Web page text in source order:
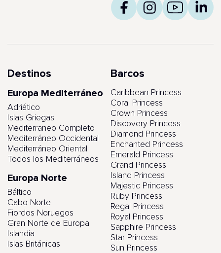
Destinos
Europa Mediterráneo
Adriático
Islas Griegas
Mediterraneo Completo
Mediterráneo Occidental
Mediterráneo Oriental
Todos los Mediterráneos
Europa Norte
Báltico
Cabo Norte
Fiordos Noruegos
Gran Norte de Europa
Islandia
Islas Británicas
Barcos
Caribbean Princess
Coral Princess
Crown Princess
Discovery Princess
Diamond Princess
Enchanted Princess
Emerald Princess
Grand Princess
Island Princess
Majestic Princess
Ruby Princess
Regal Princess
Royal Princess
Sapphire Princess
Star Princess
Sun Princess